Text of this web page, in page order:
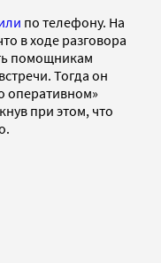
по телефону. На
в ходе разговора
помощникам
Тогда он
оперативном»
при этом, что